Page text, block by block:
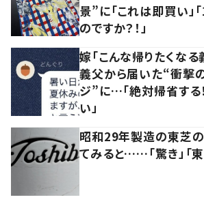
景”に「これは即買い」
のですか？！」
嫁「こんな帰りたくなる
義父から届いた“衝撃
ジ”に…「絶対帰省する
い」
昭和29年製造の東芝
てみると……「驚き」「